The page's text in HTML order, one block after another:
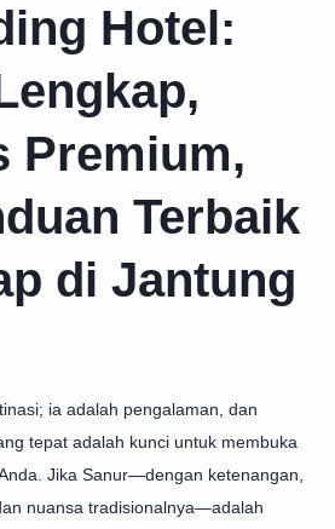
Hotel:
Premium,
Terbaik
di Jantung
ia adalah pengalaman, dan
tepat adalah kunci untuk membuka
Jika Sanur—dengan ketenangan,
nuansa tradisionalnya—adalah